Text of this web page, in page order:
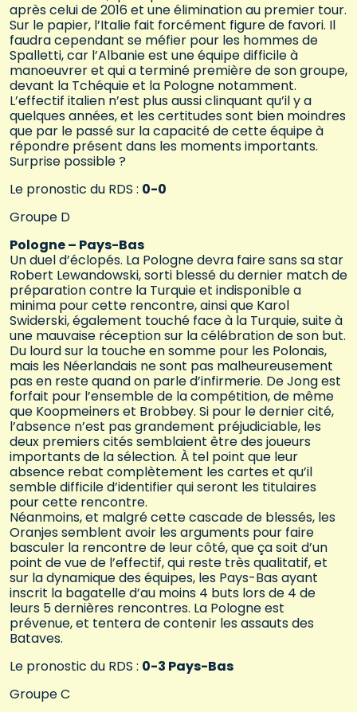
après celui de 2016 et une élimination au premier tour.
Sur le papier, l’Italie fait forcément figure de favori. Il
faudra cependant se méfier pour les hommes de
Spalletti, car l’Albanie est une équipe difficile à
manoeuvrer et qui a terminé première de son groupe,
devant la Tchéquie et la Pologne notamment.
L’effectif italien n’est plus aussi clinquant qu’il y a
quelques années, et les certitudes sont bien moindres
que par le passé sur la capacité de cette équipe à
répondre présent dans les moments importants.
Surprise possible ?
Le pronostic du RDS : 0-0
Groupe D
Pologne – Pays-Bas
Un duel d’éclopés. La Pologne devra faire sans sa star
Robert Lewandowski, sorti blessé du dernier match de
préparation contre la Turquie et indisponible a
minima pour cette rencontre, ainsi que Karol
Swiderski, également touché face à la Turquie, suite à
une mauvaise réception sur la célébration de son but.
Du lourd sur la touche en somme pour les Polonais,
mais les Néerlandais ne sont pas malheureusement
pas en reste quand on parle d’infirmerie. De Jong est
forfait pour l’ensemble de la compétition, de même
que Koopmeiners et Brobbey. Si pour le dernier cité,
l’absence n’est pas grandement préjudiciable, les
deux premiers cités semblaient être des joueurs
importants de la sélection. À tel point que leur
absence rebat complètement les cartes et qu’il
semble difficile d’identifier qui seront les titulaires
pour cette rencontre.
Néanmoins, et malgré cette cascade de blessés, les
Oranjes semblent avoir les arguments pour faire
basculer la rencontre de leur côté, que ça soit d’un
point de vue de l’effectif, qui reste très qualitatif, et
sur la dynamique des équipes, les Pays-Bas ayant
inscrit la bagatelle d’au moins 4 buts lors de 4 de
leurs 5 dernières rencontres. La Pologne est
prévenue, et tentera de contenir les assauts des
Bataves.
Le pronostic du RDS : 0-3 Pays-Bas
Groupe C